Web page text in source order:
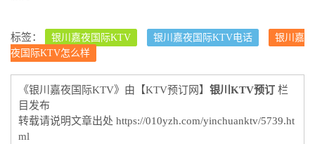
标签： 银川嘉夜国际KTV 银川嘉夜国际KTV电话
银川嘉
夜国际KTV怎么样
《银川嘉夜国际KTV》由【KTV预订网】 银川KTV预订 栏
目发布
转载请说明文章出处 https://010yzh.com/yinchuanktv/5739.ht
ml